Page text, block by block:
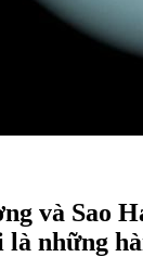
và Sao
là những